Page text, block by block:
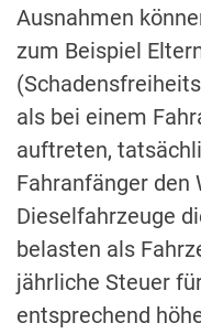
Ausnahmen
zum Beispiel
als bei einem
auftreten,
Fahranfänger den
Dieselfahrzeuge
belasten als
jährliche Steuer
entsprechend